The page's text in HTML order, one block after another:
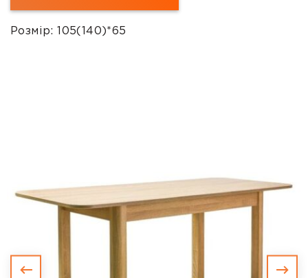
Розмір: 105(140)*65